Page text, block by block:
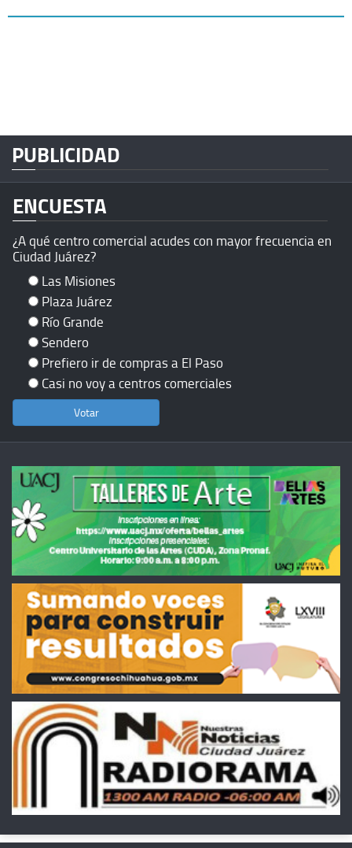
PUBLICIDAD
ENCUESTA
¿A qué centro comercial acudes con mayor frecuencia en
Ciudad Juárez?
Las Misiones
Plaza Juárez
Río Grande
Sendero
Prefiero ir de compras a El Paso
Casi no voy a centros comerciales